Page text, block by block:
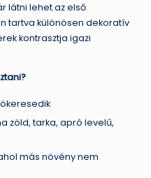
látni lehet az első
tartva különösen dekoratív
kontrasztja igazi
zöld, tarka, apró levelű,
más növény nem